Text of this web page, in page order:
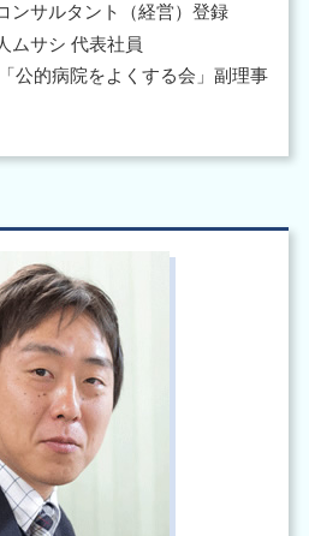
ンサルタント（経営）登録
ムサシ 代表社員
公的病院をよくする会」副理事